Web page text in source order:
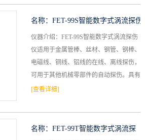
名称： FET-99S智能数字式涡流探伤
仪
仪器介绍：FET-99S智能数字式涡流探伤
仪适用于金属管棒、丝材、钢管、钢棒、
电磁线、铜线、铝线的在线、离线探伤，
可用于其他机械零部件的自动探伤。具有
相对独立的测试通道，可驱动由和差动线
[查看详细]
名称： FET-99T智能数字式涡流探